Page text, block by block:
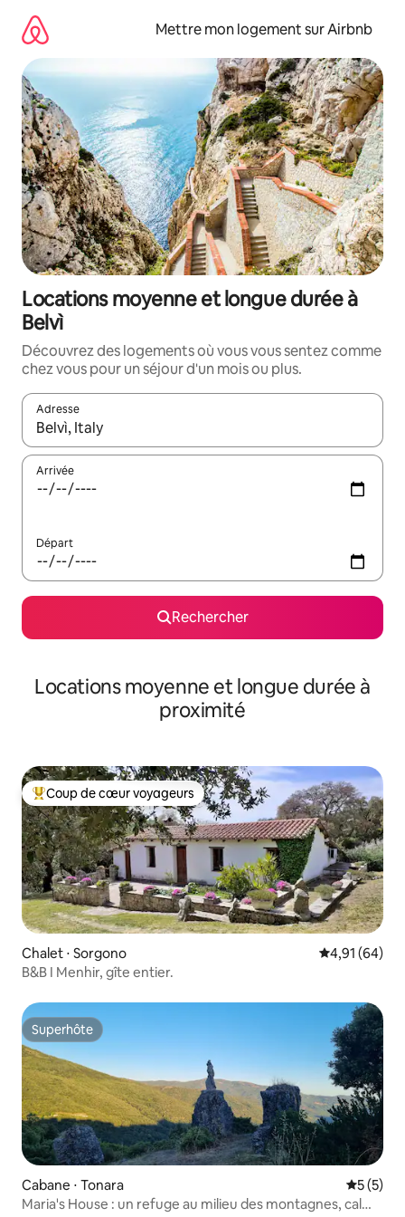
directement
contenu
Mettre mon logement sur Airbnb
Locations moyenne et longue durée à
Belvì
Découvrez des logements où vous vous sentez comme
chez vous pour un séjour d'un mois ou plus.
Adresse
Lorsque les résultats s'affichent, utilisez les flèches vers le
Arrivée
Départ
Rechercher
Locations moyenne et longue durée à
proximité
Coups de cœur voyageurs les plus appréciés
Coup de cœur voyageurs
Chalet ⋅ Sorgono Évaluation
4,91 (64)
B&B I Menhir, gîte entier.
Superhôte
Superhôte
Cabane ⋅ Tonara
5 (5)
Maria's House : un refuge au milieu des montagnes, calme